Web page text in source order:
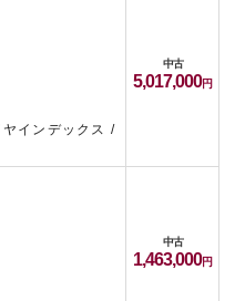
インデックス /
中古
5,017,000
中古
1,463,000